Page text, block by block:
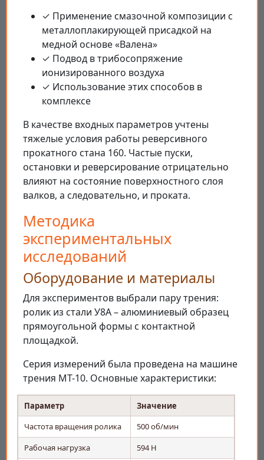
✓ Применение смазочной композиции с
металлоплакирующей присадкой на
медной основе «Валена»
✓ Подвод в трибосопряжение
ионизированного воздуха
✓ Использование этих способов в
комплексе
В качестве входных параметров учтены
тяжелые условия работы реверсивного
прокатного стана 160. Частые пуски,
остановки и реверсирование отрицательно
влияют на состояние поверхностного слоя
валков, а следовательно, и проката.
Методика
экспериментальных
исследований
Оборудование и материалы
Для экспериментов выбрали пару трения:
ролик из стали У8А – алюминиевый образец
прямоугольной формы с контактной
площадкой.
Серия измерений была проведена на машине
трения МТ-10. Основные характеристики:
Параметр
Значение
Частота вращения ролика
500 об/мин
Рабочая нагрузка
594 Н